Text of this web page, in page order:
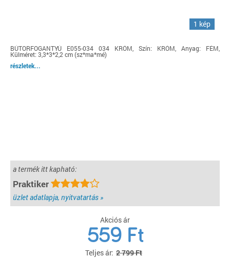
1 kép
BÚTORFOGANTYÚ E055-034 034 KRÓM, Szín: KRÓM, Anyag: FÉM,
Külméret: 3,3*3*2,2 cm (sz*ma*mé)
részletek...
a termék itt kapható:
Praktiker
üzlet adatlapja, nyitvatartás »
Akciós ár
559 Ft
Teljes ár: 2 799 Ft